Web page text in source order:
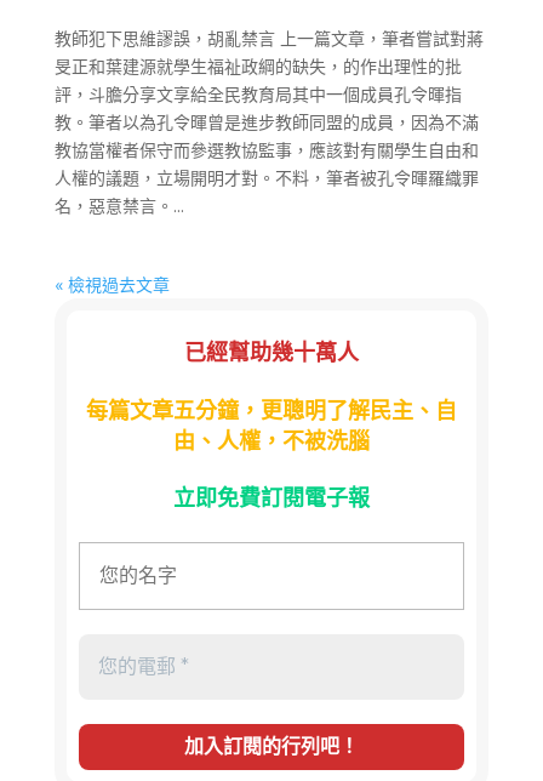
教師犯下思維謬誤，胡亂禁言 上一篇文章，筆者嘗試對蔣
旻正和葉建源就學生福祉政綱的缺失，的作出理性的批
評，斗膽分享文享給全民教育局其中一個成員孔令暉指
教。筆者以為孔令暉曾是進步教師同盟的成員，因為不滿
教協當權者保守而參選教協監事，應該對有關學生自由和
人權的議題，立場開明才對。不料，筆者被孔令暉羅織罪
名，惡意禁言。...
« 檢視過去文章
已經幫助幾十萬人
每篇文章五分鐘，更聰明了解民主、自
由、人權，不被洗腦
立即免費訂閱電子報